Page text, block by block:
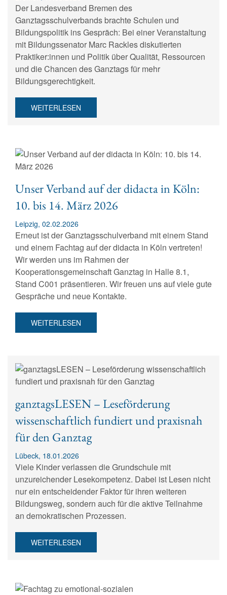
Der Landesverband Bremen des
Ganztagsschulverbands brachte Schulen und
Bildungspolitik ins Gespräch: Bei einer Veranstaltung
mit Bildungssenator Marc Rackles diskutierten
Praktiker:innen und Politik über Qualität, Ressourcen
und die Chancen des Ganztags für mehr
Bildungsgerechtigkeit.
WEITERLESEN
Unser Verband auf der didacta in Köln:
10. bis 14. März 2026
Leipzig, 02.02.2026
Erneut ist der Ganztagsschulverband mit einem Stand
und einem Fachtag auf der didacta in Köln vertreten!
Wir werden uns im Rahmen der
Kooperationsgemeinschaft Ganztag in Halle 8.1,
Stand C001 präsentieren. Wir freuen uns auf viele gute
Gespräche und neue Kontakte.
WEITERLESEN
ganztagsLESEN – Leseförderung
wissenschaftlich fundiert und praxisnah
für den Ganztag
Lübeck, 18.01.2026
Viele Kinder verlassen die Grundschule mit
unzureichender Lesekompetenz. Dabei ist Lesen nicht
nur ein entscheidender Faktor für ihren weiteren
Bildungsweg, sondern auch für die aktive Teilnahme
an demokratischen Prozessen.
WEITERLESEN